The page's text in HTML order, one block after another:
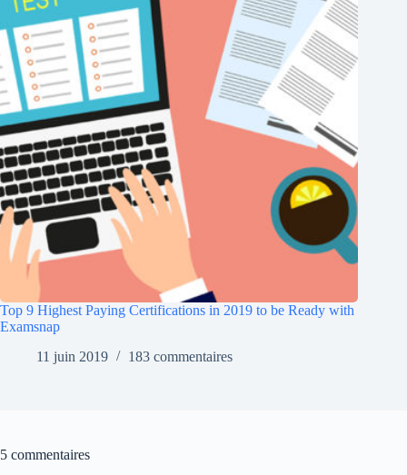
Top 9 Highest Paying Certifications in 2019 to be Ready with
Examsnap
11 juin 2019
183 commentaires
5 commentaires